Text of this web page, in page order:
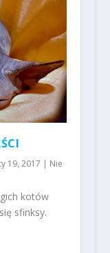
19, 2017 | Nie
kotów
sfinksy.